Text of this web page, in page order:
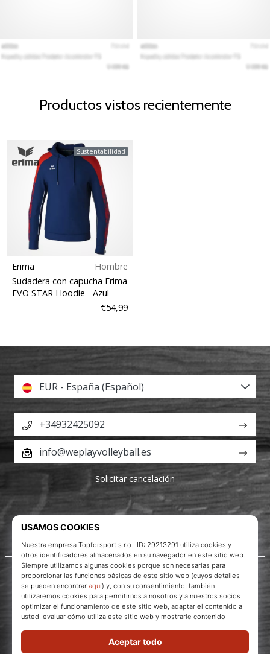
Productos vistos recientemente
Sustentabilidad
Erima
Hombre
Sudadera con capucha Erima
EVO STAR Hoodie - Azul
€54,99
Acerca de nosotros
Servicio al cliente
EUR - España (Español)
+34932425092
info@weplayvolleyball.es
Solicitar cancelación